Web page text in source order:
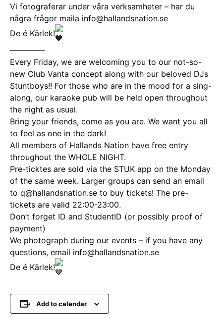
Vi fotograferar under våra verksamheter – har du
några frågor maila info@hallandsnation.se
De é Kärlek!
————-
Every Friday, we are welcoming you to our not-so-
new Club Vanta concept along with our beloved DJs
Stuntboys!! For those who are in the mood for a sing-
along, our karaoke pub will be held open throughout
the night as usual.
Bring your friends, come as you are. We want you all
to feel as one in the dark!
All members of Hallands Nation have free entry
throughout the WHOLE NIGHT.
Pre-ticktes are sold via the STUK app on the Monday
of the same week. Larger groups can send an email
to q@hallandsnation.se to buy tickets! The pre-
tickets are valid 22:00-23:00.
Don’t forget ID and StudentID (or possibly proof of
payment)
We photograph during our events – if you have any
questions, email info@hallandsnation.se
De é Kärlek!
Add to calendar